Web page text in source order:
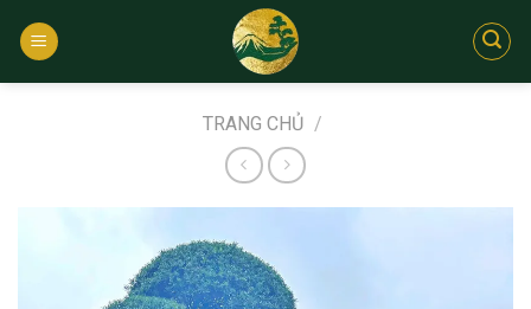
qua
TRANG CHỦ /